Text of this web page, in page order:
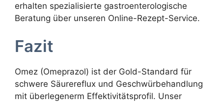
erhalten spezialisierte gastroenterologische
Beratung über unseren Online-Rezept-Service.
Fazit
Omez (Omeprazol) ist der Gold-Standard für
schwere Säurereflux und Geschwürbehandlung
mit überlegenerm Effektivitätsprofil. Unser